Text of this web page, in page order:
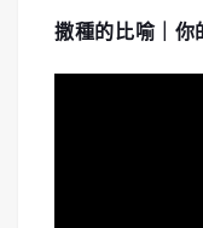
撒種的比喻｜你